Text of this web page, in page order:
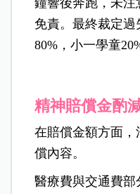
免責。最終裁定
80%，小一學童
精神賠償金酌
在賠償金額方面
償內容。
醫療費與交通費